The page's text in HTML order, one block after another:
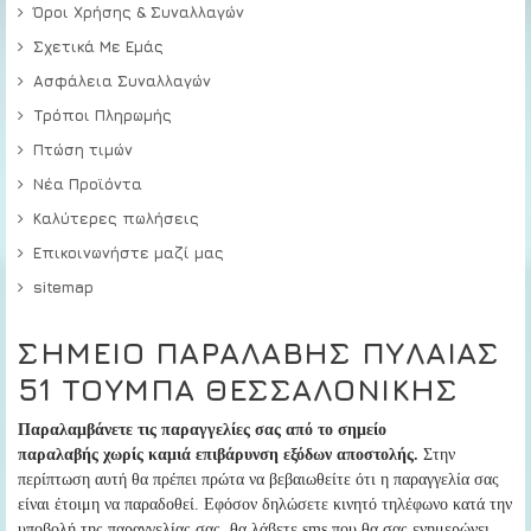
Όροι Χρήσης & Συναλλαγών
Σχετικά Με Εμάς
Ασφάλεια Συναλλαγών
Τρόποι Πληρωμής
Πτώση τιμών
Νέα Προϊόντα
Καλύτερες πωλήσεις
Επικοινωνήστε μαζί μας
sitemap
ΣΗΜΕΙΟ ΠΑΡΑΛΑΒΗΣ ΠΥΛΑΙΑΣ
51 ΤΟΥΜΠΑ ΘΕΣΣΑΛΟΝΙΚΗΣ
Παραλαμβάνετε τις παραγγελίες σας από το σημείο
παραλαβής χωρίς καμιά επιβάρυνση εξόδων αποστολής. Στην
περίπτωση αυτή θα πρέπει πρώτα να βεβαιωθείτε ότι η παραγγελία σας
είναι έτοιμη να παραδοθεί . Εφόσον δηλώσετε κινητό τηλέφωνο κατά την